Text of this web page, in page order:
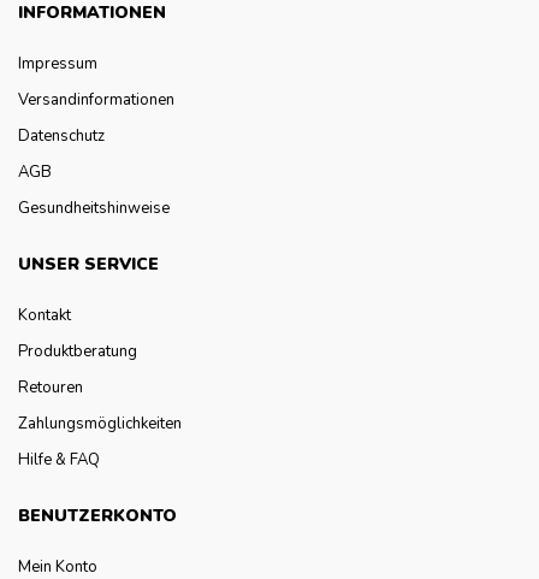
INFORMATIONEN
Impressum
Versandinformationen
Datenschutz
AGB
Gesundheitshinweise
UNSER SERVICE
Kontakt
Produktberatung
Retouren
Zahlungsmöglichkeiten
Hilfe & FAQ
BENUTZERKONTO
Mein Konto